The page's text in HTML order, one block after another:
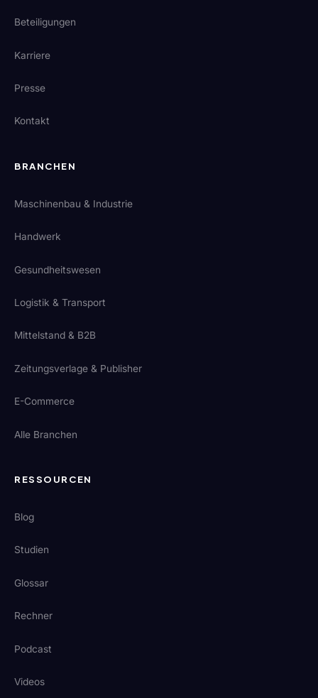
Beteiligungen
Karriere
Presse
Kontakt
BRANCHEN
Maschinenbau & Industrie
Handwerk
Gesundheitswesen
Logistik & Transport
Mittelstand & B2B
Zeitungsverlage & Publisher
E-Commerce
Alle Branchen
RESSOURCEN
Blog
Studien
Glossar
Rechner
Podcast
Videos